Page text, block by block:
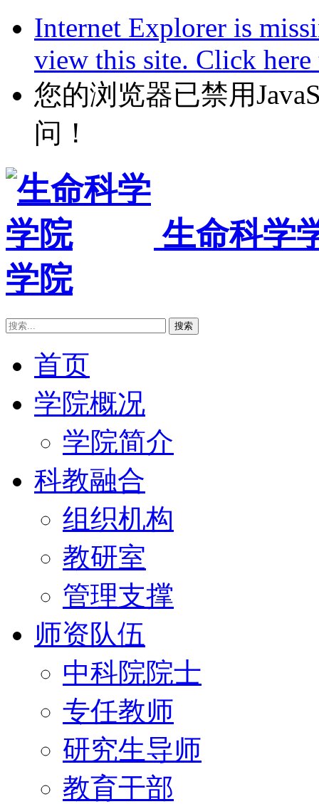
Internet Explorer is
view this site. Click
您的浏览器已禁用
问！
生命科学
学院
搜索
首页
学院概况
学院简介
科教融合
组织机构
教研室
管理支撑
师资队伍
中科院院士
专任教师
研究生导师
教育干部